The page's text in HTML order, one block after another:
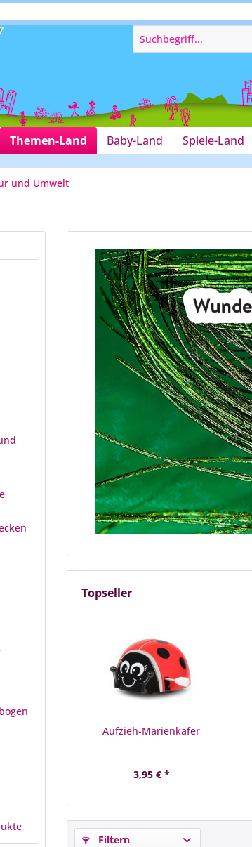
Themen-Land Baby-Land Spiele-Land
und Umwelt
Topseller
Aufzieh-Marienkäfer
3,95 € *
Filtern